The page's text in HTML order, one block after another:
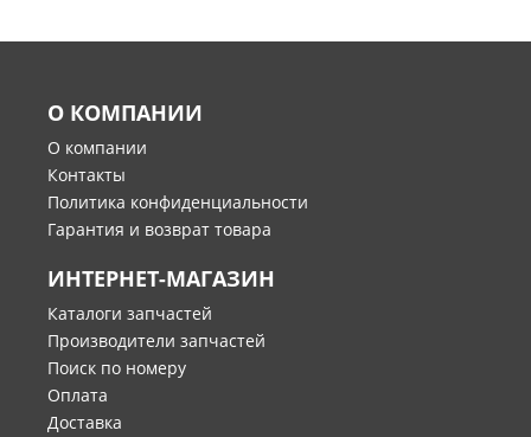
О КОМПАНИИ
О компании
Контакты
Политика конфиденциальности
Гарантия и возврат товара
ИНТЕРНЕТ-МАГАЗИН
Каталоги запчастей
Производители запчастей
Поиск по номеру
Оплата
Доставка